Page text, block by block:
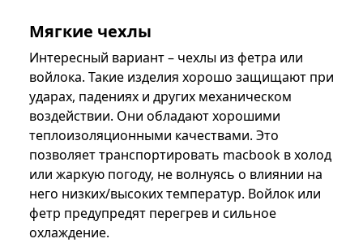
Мягкие чехлы
Интересный вариант – чехлы из фетра или
войлока. Такие изделия хорошо защищают при
ударах, падениях и других механическом
воздействии. Они обладают хорошими
теплоизоляционными качествами. Это
позволяет транспортировать macbook в холод
или жаркую погоду, не волнуясь о влиянии на
него низких/высоких температур. Войлок или
фетр предупредят перегрев и сильное
охлаждение.